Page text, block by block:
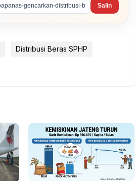
Salin
Distribusi Beras SPHP